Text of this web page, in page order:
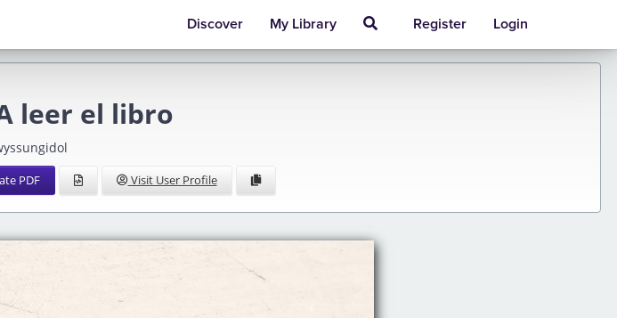
Discover My Library Register Login
leer el libro
PDF Visit User Profile